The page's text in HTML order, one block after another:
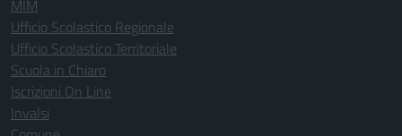
MIM
Ufficio Scolastico Regionale
Ufficio Scolastico Territoriale
Scuola in Chiaro
Iscrizioni On Line
Invalsi